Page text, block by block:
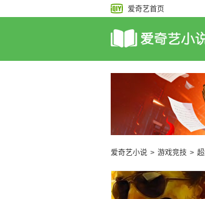
爱奇艺首页
爱奇艺小说 > 游戏竞技 >